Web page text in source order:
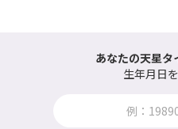
あなたの天星タ
生年月日